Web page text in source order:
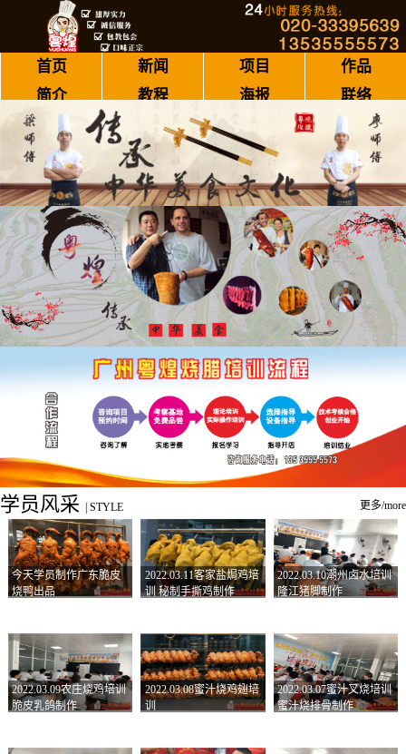
首页 新闻 项目
作品
简介
教程 海报 联络
学员风采 STYLE 更多/more
今天学员制作广东脆皮
烧鸭出品
2022.03.11客家盐焗鸡培
训 秘制手撕鸡制作
2022.03.10潮州卤水培训
隆江猪脚制作
2022.03.09农庄烧鸡培训
脆皮乳鸽制作
2022.03.08蜜汁烧鸡翅培
训
2022.03.07蜜汁叉烧培训
蜜汁烧排骨制作